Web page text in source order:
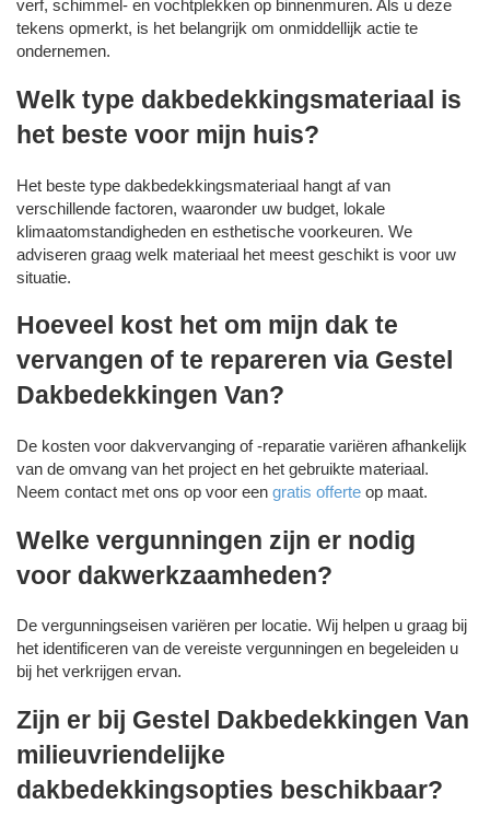
verf, schimmel- en vochtplekken op binnenmuren. Als u deze
tekens opmerkt, is het belangrijk om onmiddellijk actie te
ondernemen.
Welk type dakbedekkingsmateriaal is
het beste voor mijn huis?
Het beste type dakbedekkingsmateriaal hangt af van
verschillende factoren, waaronder uw budget, lokale
klimaatomstandigheden en esthetische voorkeuren. We
adviseren graag welk materiaal het meest geschikt is voor uw
situatie.
Hoeveel kost het om mijn dak te
vervangen of te repareren via Gestel
Dakbedekkingen Van?
De kosten voor dakvervanging of -reparatie variëren afhankelijk
van de omvang van het project en het gebruikte materiaal.
Neem contact met ons op voor een gratis offerte op maat.
Welke vergunningen zijn er nodig
voor dakwerkzaamheden?
De vergunningseisen variëren per locatie. Wij helpen u graag bij
het identificeren van de vereiste vergunningen en begeleiden u
bij het verkrijgen ervan.
Zijn er bij Gestel Dakbedekkingen Van
milieuvriendelijke
dakbedekkingsopties beschikbaar?